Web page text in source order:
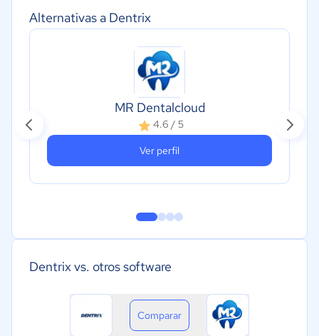
Alternativas a Dentrix
MR Dentalcloud
4.6 / 5
Ver perfil
Dentrix vs. otros software
Comparar